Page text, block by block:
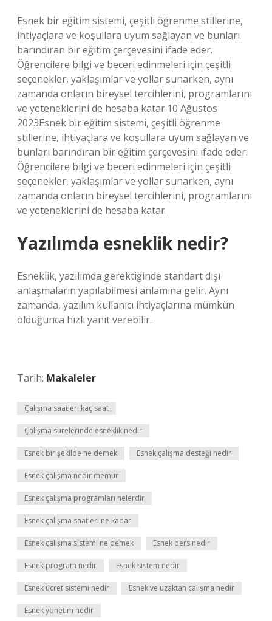
Esnek bir eğitim sistemi, çeşitli öğrenme stillerine,
ihtiyaçlara ve koşullara uyum sağlayan ve bunları
barındıran bir eğitim çerçevesini ifade eder.
Öğrencilere bilgi ve beceri edinmeleri için çeşitli
seçenekler, yaklaşımlar ve yollar sunarken, aynı
zamanda onların bireysel tercihlerini, programlarını
ve yeteneklerini de hesaba katar.10 Ağustos
2023Esnek bir eğitim sistemi, çeşitli öğrenme
stillerine, ihtiyaçlara ve koşullara uyum sağlayan ve
bunları barındıran bir eğitim çerçevesini ifade eder.
Öğrencilere bilgi ve beceri edinmeleri için çeşitli
seçenekler, yaklaşımlar ve yollar sunarken, aynı
zamanda onların bireysel tercihlerini, programlarını
ve yeteneklerini de hesaba katar.
Yazılımda esneklik nedir?
Esneklik, yazılımda gerektiğinde standart dışı
anlaşmaların yapılabilmesi anlamına gelir. Aynı
zamanda, yazılım kullanıcı ihtiyaçlarına mümkün
olduğunca hızlı yanıt verebilir.
Tarih: Makaleler
Çalışma saatleri kaç saat
Çalışma sürelerinde esneklik nedir
Esnek bir şekilde ne demek Esnek çalışma desteği nedir
Esnek çalışma nedir memur
Esnek çalışma programları nelerdir
Esnek çalışma saatleri ne kadar
Esnek çalışma sistemi ne demek Esnek ders nedir
Esnek program nedir Esnek sistem nedir
Esnek ücret sistemi nedir Esnek ve uzaktan çalışma nedir
Esnek yönetim nedir